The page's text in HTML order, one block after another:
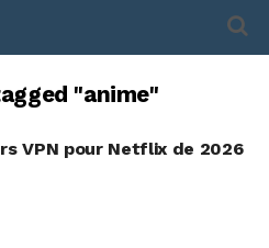
"anime"
VPN pour Netflix de 2026